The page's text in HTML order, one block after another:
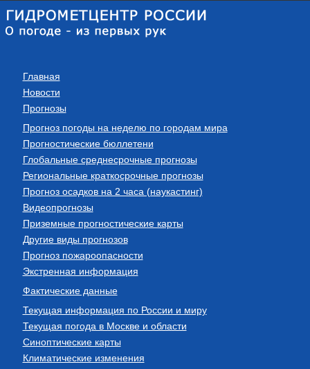
Главная
Новости
Прогнозы
Прогноз погоды на неделю по городам мира
Прогностические бюллетени
Глобальные среднесрочные прогнозы
Региональные краткосрочные прогнозы
Прогноз осадков на 2 часа (наукастинг)
Видеопрогнозы
Приземные прогностические карты
Другие виды прогнозов
Прогноз пожароопасности
Экстренная информация
Фактические данные
Текущая информация по России и миру
Текущая погода в Москве и области
Синоптические карты
Климатические изменения